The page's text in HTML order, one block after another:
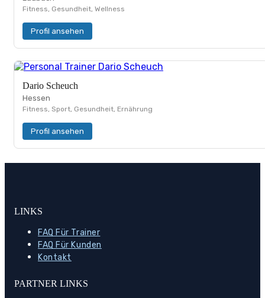
Fitness, Gesundheit, Wellness
Profil ansehen
Dario Scheuch
Hessen
Fitness, Sport, Gesundheit, Ernährung
Profil ansehen
LINKS
FAQ Für Trainer
FAQ Für Kunden
Kontakt
PARTNER LINKS